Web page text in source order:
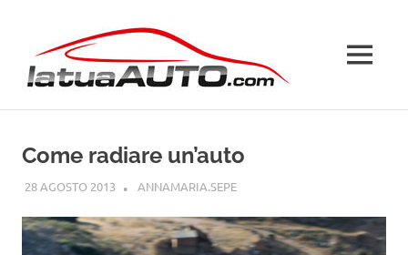
contenuto
MENU
Come radiare un’auto
28 AGOSTO 2013 ANNAMARIA.SEPEGUIDE